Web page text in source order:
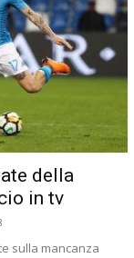
della
in tv
sulla mancanza